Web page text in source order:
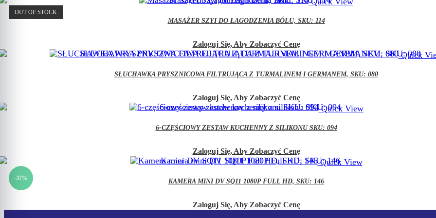
OUT OF STOCK
MASAŻER SZYI DO ŁAGODZENIA BÓLU, SKU: 114
Zaloguj Się, Aby Zobaczyć Cenę
Quick
SŁUCHAWKA PRYSZNICOWA FILTRUJĄCA Z TURMALINEM I GERMANEM, SKU: 080
Zaloguj Się, Aby Zobaczyć Cenę
Quick View
6-CZĘŚCIOWY ZESTAW KUCHENNY Z SILIKONU SKU: 094
Zaloguj Się, Aby Zobaczyć Cenę
-37%
Quick View
KAMERA MINI DV SQ11 1080P FULL HD, SKU: 146
Zaloguj Się, Aby Zobaczyć Cenę